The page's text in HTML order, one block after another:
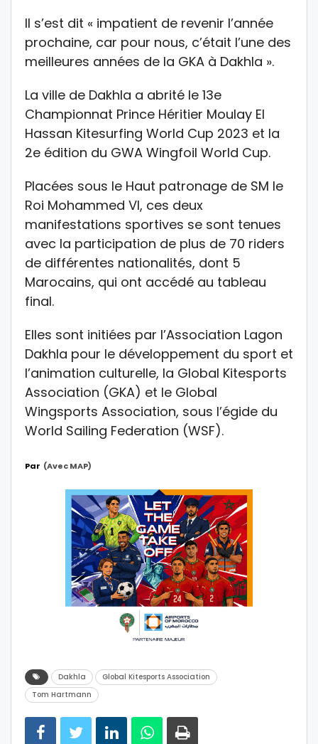
Il s’est dit « impatient de revenir l’année
prochaine, car pour nous, c’était l’une des
meilleures années de la GKA à Dakhla ».
La ville de Dakhla a abrité le 13e
Championnat Prince Héritier Moulay El
Hassan Kitesurfing World Cup 2023 et la
2e édition du GWA Wingfoil World Cup.
Placées sous le Haut patronage de SM le
Roi Mohammed VI, ces deux
manifestations sportives se sont tenues
avec la participation de plus de 70 riders
de différentes nationalités, dont 5
Marocains, qui ont accédé au tableau
final.
Elles sont initiées par l’Association Lagon
Dakhla pour le développement du sport et
l’animation culturelle, la Global Kitesports
Association (GKA) et le Global
Wingsports Association, sous l’égide du
World Sailing Federation (WSF).
Par (avec MAP)
Dakhla
Global Kitesports Association
Tom Hartmann